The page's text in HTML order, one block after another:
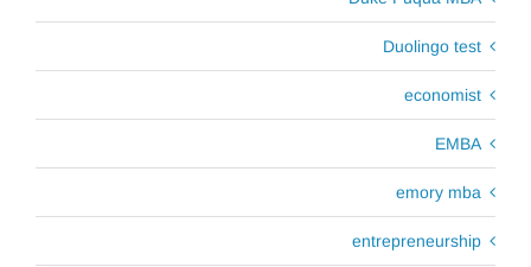
Duolingo test
economist
EMBA
emory mba
entrepreneurship